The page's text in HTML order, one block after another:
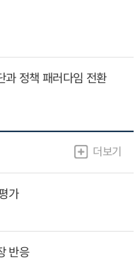
과 정책 패러다임 전환
더보기
가
반응